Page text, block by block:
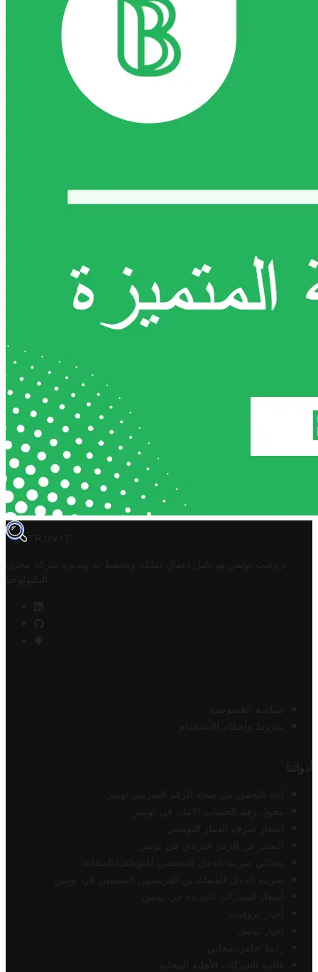
TROVIT
تروفيت تونس هو دليل أعمال تملكه وتحتفظ به وتديره
شركة مخزن
التكنولوجيا
سياسة الخصوصية
شروط وأحكام الاستخدام
أدواتنا
أداة التحقق من صحة الرقم الضريبي تونس
محول رقم الحساب الآيبان في تونس
أسعار صرف الدينار التونسي
البحث عن الرمز البريدي في تونس
محاكي ضريبة الدخل الشخصي للموظف/المتقاعد
ضريبة الدخل للمتقاعدين الفرنسيين المقيمين في تونس
أسعار السيارات الجديدة في تونس
أخبار تروفيت
أخبار تونس
رابط خلفي مجاني
قائمة الشركات الأهلية المحلية